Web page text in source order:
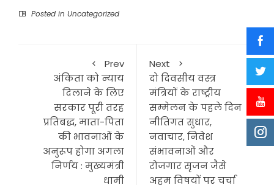
Posted in Uncategorized
Prev
अंकिता को न्याय
दिलाने के लिए
सरकार पूरी तरह
प्रतिबद्ध, माता-पिता
की भावनाओं के
अनुरूप होगा अगला
निर्णय : मुख्यमंत्री
धामी
Next
दो दिवसीय वस्त्र
मंत्रियों के राष्ट्रीय
सम्मेलन के पहले दिन
नीतिगत सुधार,
नवाचार, निवेश
संभावनाओं और
रोजगार सृजन जैसे
अहम विषयों पर चर्चा